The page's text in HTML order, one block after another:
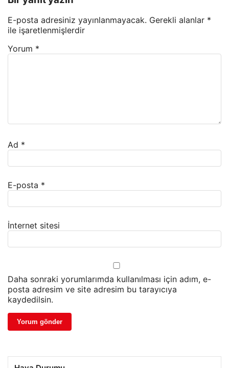
E-posta adresiniz yayınlanmayacak. Gerekli alanlar *
ile işaretlenmişlerdir
Yorum *
Ad *
E-posta *
İnternet sitesi
Daha sonraki yorumlarımda kullanılması için adım, e-
posta adresim ve site adresim bu tarayıcıya
kaydedilsin.